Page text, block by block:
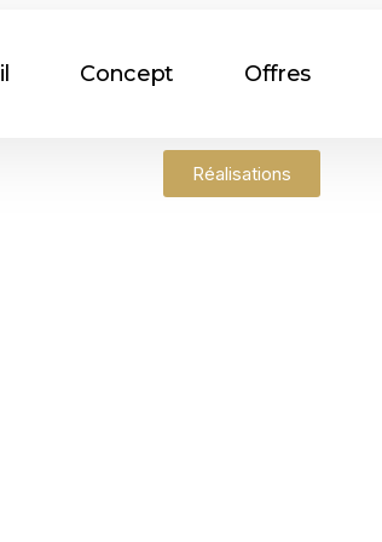
Concept Offres
Réalisations